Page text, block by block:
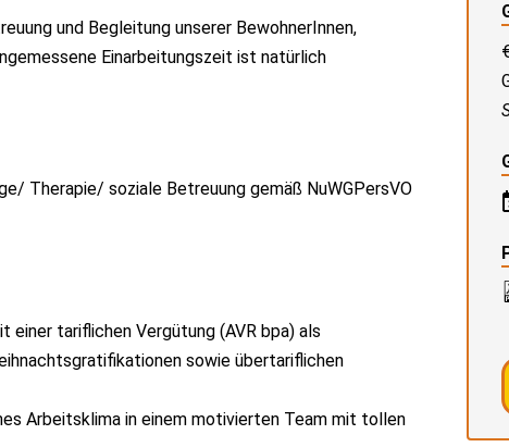
und Begleitung unserer BewohnerInnen,
Einarbeitungszeit ist natürlich
Therapie/ soziale Betreuung gemäß NuWGPersVO
tariflichen Vergütung (AVR bpa) als
sowie übertariflichen
Arbeitsklima in einem motivierten Team mit tollen